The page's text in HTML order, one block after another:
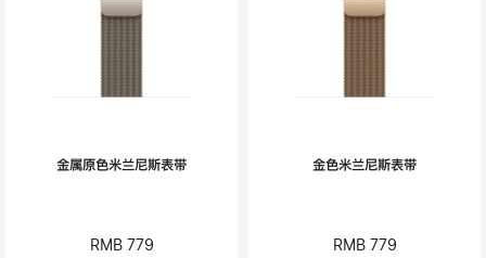
金属原色米兰尼斯表带
RMB 779
金色米兰尼斯表带
RMB 779